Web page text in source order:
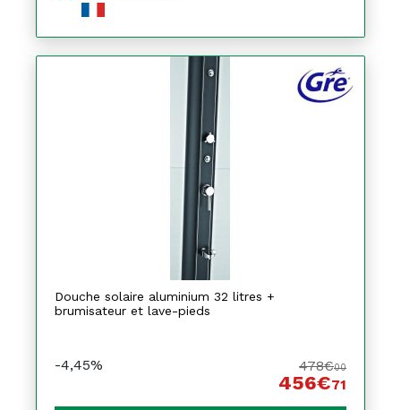
Douche solaire aluminium 32 litres +
brumisateur et lave-pieds
-4,45% 478€00
456€71